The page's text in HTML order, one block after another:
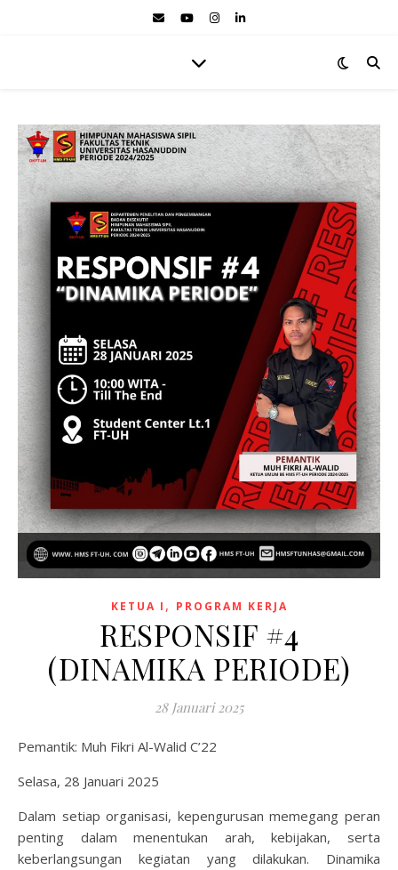
KETUA I , PROGRAM KERJA
RESPONSIF #4
(DINAMIKA PERIODE)
28 Januari 2025
Pemantik: Muh Fikri Al-Walid C’22
Selasa, 28 Januari 2025
Dalam setiap organisasi, kepengurusan memegang peran
penting dalam menentukan arah, kebijakan, serta
keberlangsungan kegiatan yang dilakukan. Dinamika